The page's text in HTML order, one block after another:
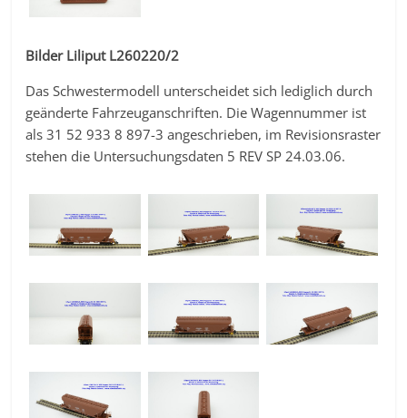
Bilder Liliput L260220/2
Das Schwestermodell unterscheidet sich lediglich durch
geänderte Fahrzeuganschriften. Die Wagennummer ist
als 31 52 933 8 897-3 angeschrieben, im Revisionsraster
stehen die Untersuchungsdaten 5 REV SP 24.03.06.